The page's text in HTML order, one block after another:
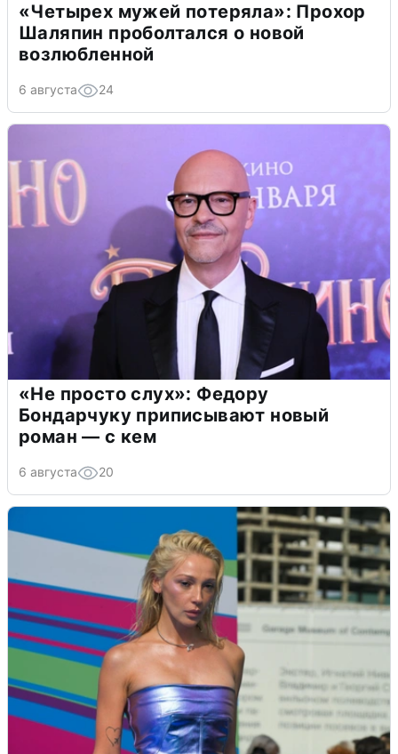
«Четырех мужей потеряла»: Прохор
Шаляпин проболтался о новой
возлюбленной
6 августа 24
«Не просто слух»: Федору
Бондарчуку приписывают новый
роман — с кем
6 августа 20